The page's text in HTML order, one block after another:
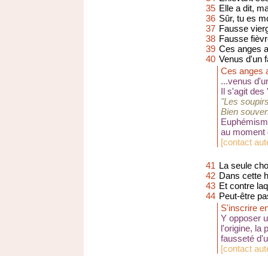
35 Elle a dit,
36 Sûr, tu es
37 Fausse
38 Fausse
39 Ces anges
40 Venus d'un
Ces anges
...venus
Il s'agit des
"Les
Bien
au moment
[contact
41 La seule
42 Dans cette
43 Et contre
44 Peut-être
S'inscrire
Y opposer
l'origine, la
fausseté
[contact